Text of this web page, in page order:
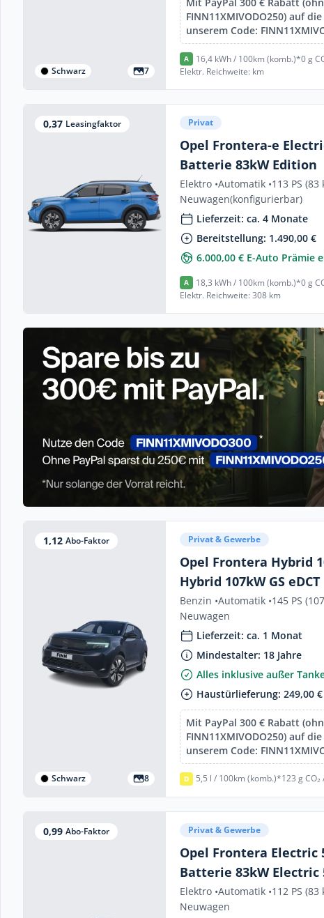
Schwarz 7
FINN11XMIVODO250) auf
unserem Code:
A 16,4 kWh / 100km (komb.)*0 g
Elektr. Reichweite: km
0,37 Leasingfaktor Privat
Opel Frontera-e
Batterie 83kW Edition
Elektro •Automatik •113 PS (83
Neuwagen(konfigurierbar)
Lieferzeit: ca. 4 Monate
Bereitstellung: 1.490,00 €
6.000,00 € E-Auto Prämie
A 18,3 kWh / 100km (komb.)*0 g
Elektr. Reichweite: 308 km
1,12 Abo-Faktor
Schwarz 8
Privat & Gewerbe
Opel Frontera Hybrid
Hybrid 107kW GS eDCT
Benzin •Automatik •145 PS
Neuwagen
Lieferzeit: ca. 1 Monat
Mindestalter: 18 Jahre
Alles inklusive außer
Haustürlieferung: 249,00 €
Mit PayPal 300 € Rabatt
FINN11XMIVODO250) auf
unserem Code:
D 5,5 l / 100km (komb.)*123 g
0,99 Abo-Faktor Privat & Gewerbe
Opel Frontera Electric
Batterie 83kW Electric
Batterie 83kW GS
Elektro •Automatik •112 PS (83
Neuwagen